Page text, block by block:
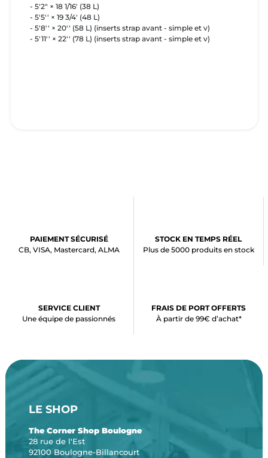
- 5'2" × 18 1/16' (38 L)
- 5′5′′ × 19 3/4′ (48 L)
- 5′8′′ × 20′′ (58 L) (inserts strap avant - simple et v)
- 5′11′′ × 22′′ (78 L) (inserts strap avant - simple et v)
PAIEMENT SÉCURISÉ
CB, VISA, Mastercard, ALMA
STOCK EN TEMPS RÉEL
Plus de 5000 produits en stock
SERVICE CLIENT
Une équipe de passionnés
FRAIS DE PORT OFFERTS
À partir de 99€ d’achat*
LE SHOP
The Corner Shop Boulogne
28 rue de l'Est
92100 Boulogne-Billancourt